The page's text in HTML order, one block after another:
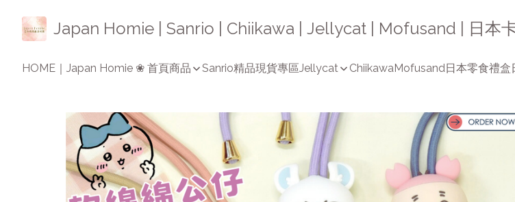
Japan Homie | Sanrio | Chiikawa | Jellycat | Mofusand | 日本
HOME｜Japan Homie ❀ 首頁商品 Sanrio精品現貨專區Jellycat ChiikawaMofusand日本零食禮盒